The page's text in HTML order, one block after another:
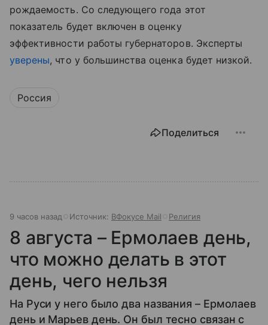
рождаемость. Со следующего года этот
показатель будет включен в оценку
эффективности работы губернаторов. Эксперты
уверены, что у большинства оценка будет низкой.
Россия
Поделиться
9 часов назад Источник: ВФокусе Mail Религия
8 августа – Ермолаев день,
что можно делать в этот
день, чего нельзя
На Руси у него было два названия – Ермолаев
день и Марьев день. Он был тесно связан с